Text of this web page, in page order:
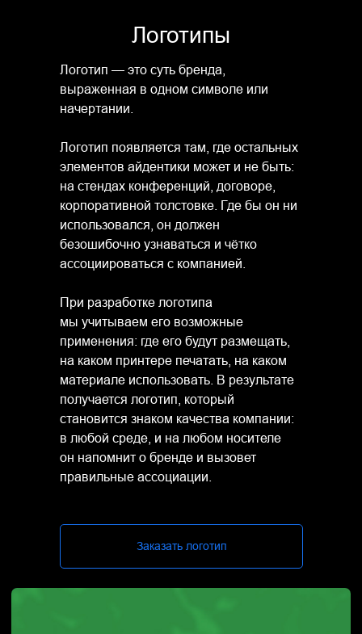
Логотипы
Логотип — это суть бренда,
выраженная в одном символе или
начертании.
Логотип появляется там, где остальных
элементов айдентики может и не быть:
на стендах конференций, договоре,
корпоративной толстовке. Где бы он ни
использовался, он должен
безошибочно узнаваться и чётко
ассоциироваться с компанией.
При разработке логотипа
мы учитываем его возможные
применения: где его будут размещать,
на каком принтере печатать, на каком
материале использовать. В результате
получается логотип, который
становится знаком качества компании:
в любой среде, и на любом носителе
он напомнит о бренде и вызовет
правильные ассоциации.
Заказать логотип
Логотип бренда товаров для дома